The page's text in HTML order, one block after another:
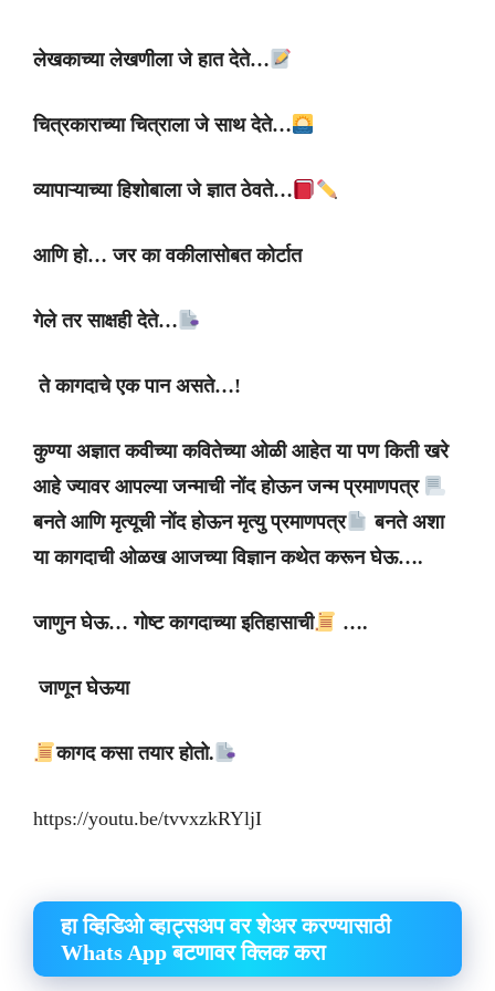
लेखकाच्या लेखणीला जे हात देते…
चित्रकाराच्या चित्राला जे साथ देते…
व्यापाऱ्याच्या हिशोबाला जे ज्ञात ठेवते…
आणि हो…जर का वकीलासोबत कोर्टात
गेले तर साक्षही देते…
ते कागदाचे एक पान असते…!
कुण्या अज्ञात कवीच्या कवितेच्या ओळी आहेत या पण किती खरे
आहे ज्यावर आपल्या जन्माची नोंद होऊन जन्म प्रमाणपत्र
बनते आणि मृत्यूची नोंद होऊन मृत्यु प्रमाणपत्र बनते अशा
या कागदाची ओळख आजच्या विज्ञान कथेत करून घेऊ….
जाणुन घेऊ…गोष्ट कागदाच्या इतिहासाची ….
जाणून घेऊया
कागद कसा तयार होतो.
https://youtu.be/tvvxzkRYljI
हा व्हिडिओ व्हाट्सअप वर शेअर करण्यासाठी
Whats App बटणावर क्लिक करा